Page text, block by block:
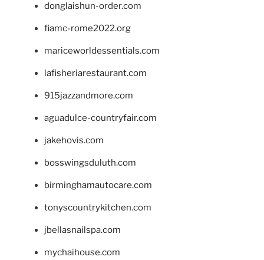
donglaishun-order.com
fiamc-rome2022.org
mariceworldessentials.com
lafisheriarestaurant.com
915jazzandmore.com
aguadulce-countryfair.com
jakehovis.com
bosswingsduluth.com
birminghamautocare.com
tonyscountrykitchen.com
jbellasnailspa.com
mychaihouse.com